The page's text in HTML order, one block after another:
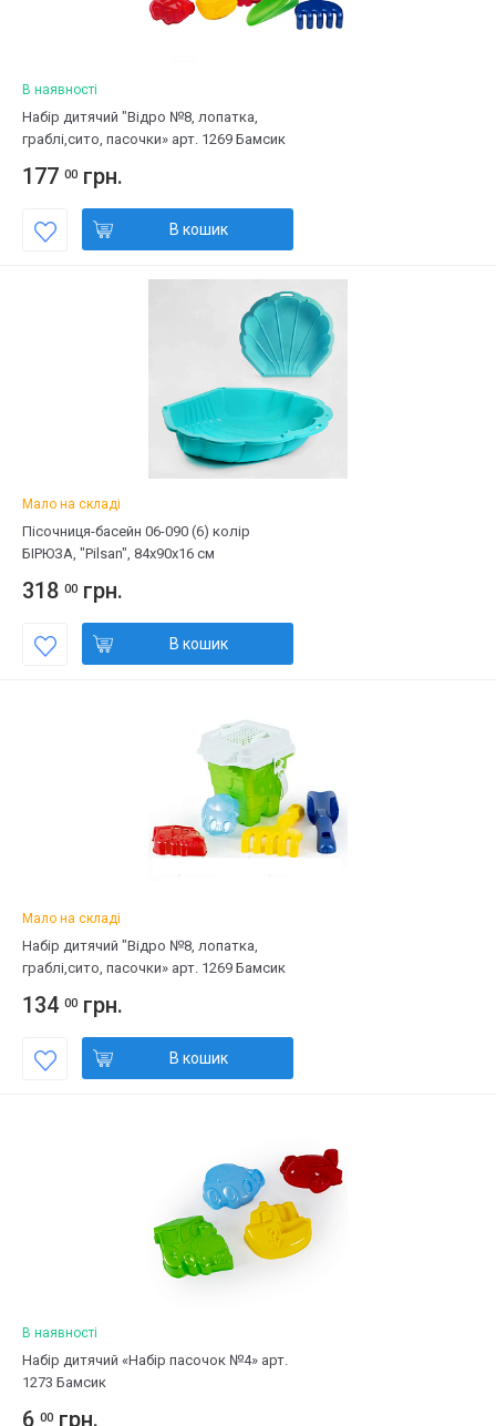
В наявності
Набір дитячий "Відро №8, лопатка,
граблі,сито, пасочки» арт. 1269 Бамсик
177 00 грн.
В кошик
Мало на складі
Пісочниця-басейн 06-090 (6) колір
БІРЮЗА, "Pilsan", 84х90х16 см
318 00 грн.
В кошик
Мало на складі
Набір дитячий "Відро №8, лопатка,
граблі,сито, пасочки» арт. 1269 Бамсик
134 00 грн.
В кошик
В наявності
Набір дитячий «Набір пасочок №4» арт.
1273 Бамсик
6 00 грн.